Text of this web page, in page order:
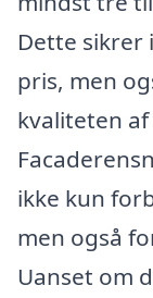
Dette sikrer
pris, men
kvaliteten
ikke kun
men også
Uanset om